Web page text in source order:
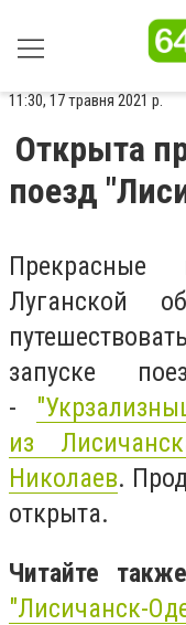
11:30, 17 травня 2021 р.
Открыта
поезд
Прекрасные
Луганской
запуске
-
из
Николаев.
открыта.
Читайте
"Лисичанск-